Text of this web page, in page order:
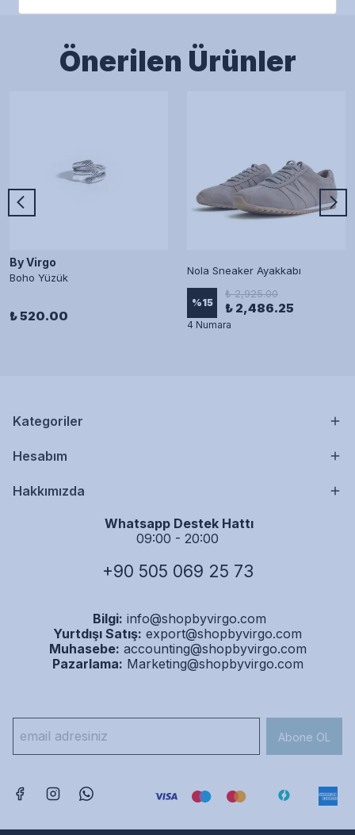
Önerilen Ürünler
By Virgo
Boho Yüzük
₺ 520.00
Nola Sneaker Ayakkabı
%15
₺ 2,925.00
₺ 2,486.25
4 Numara
Kategoriler
Hesabım
Hakkımızda
Whatsapp Destek Hattı
09:00 - 20:00
+90 505 069 25 73
Bilgi: info@shopbyvirgo.com
Yurtdışı Satış: export@shopbyvirgo.com
Muhasebe: accounting@shopbyvirgo.com
Pazarlama: Marketing@shopbyvirgo.com
Abone OL